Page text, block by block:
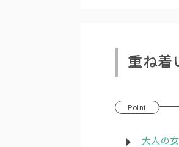
重ね着
Point
大人の